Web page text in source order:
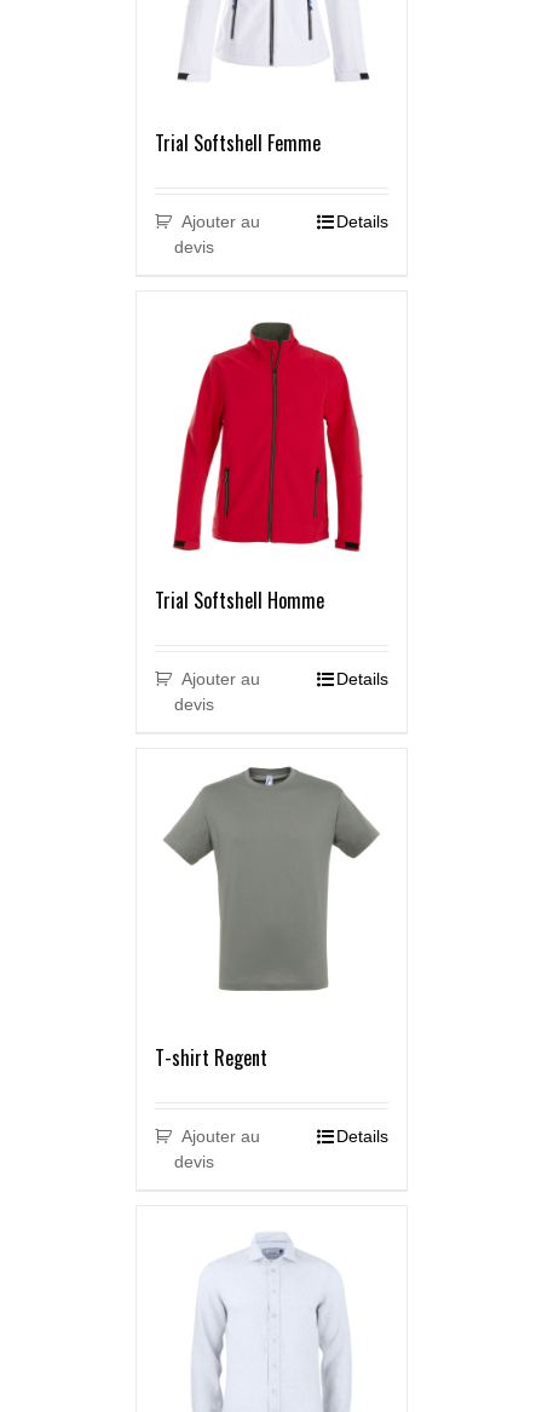
Trial Softshell Femme
Ajouter au
devis
Details
Trial Softshell Homme
Ajouter au
devis
Details
T-shirt Regent
Ajouter au
devis
Details